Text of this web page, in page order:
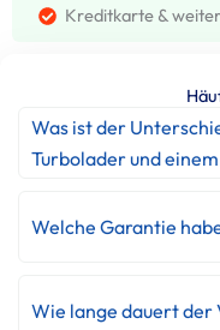
Kreditkarte &
Was ist der
Turbolader und
Welche Garantie
Wie lange dauert der